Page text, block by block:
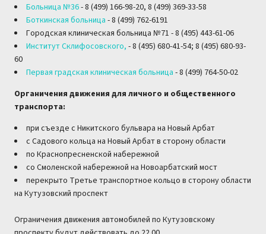
Больница №36- 8 (499) 166-98-20, 8 (499) 369-33-58
Боткинская больница - 8 (499) 762-6191
Городская клиническая больница №71 - 8 (495) 443-61-06
Институт Склифосовского, - 8 (495) 680-41-54; 8 (495) 680-93-
60
Первая градская клиническая больница - 8 (499) 764-50-02
Органичения движения для личного и общественного
транспорта:
при съезде с Никитского бульвара на Новый Арбат
с Садового кольца на Новый Арбат в сторону области
по Краснопресненской набережной
со Смоленской набережной на Новоарбатский мост
перекрыто Третье транспортное кольцо в сторону области
на Кутузовский проспект
Ограничения движения автомобилей по Кутузовскому